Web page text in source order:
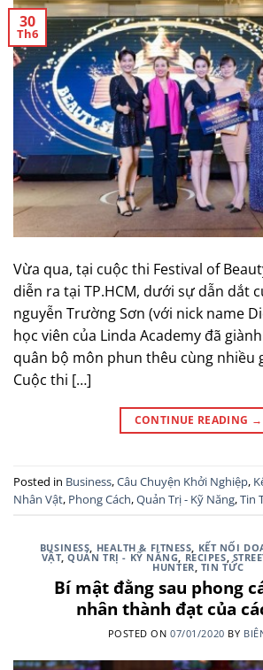
30
Th6
Vừa qua, tại cuộc thi Festival of
diễn ra tại TP.HCM, dưới sự dẫn dắt
nguyễn Trường Sơn (với nick name
học viên của Linda Academy đã
quân bộ môn phun thêu cùng nhiều
Cuộc thi […]
CONTINUE READING →
Posted in Business,Câu Chuyện Khởi Nghiệp,
Nhân Vật, Phong Cách,Quản Trị - Kỹ Năng,Tin
BUSINESS, HEALTH & FITNESS, KẾT NỐI
VẬT,QUẢN TRỊ - KỸ NĂNG, RECIPES,
HUNTER, TIN TỨC
Bí mật đằng sau phong
nhân thành đạt của
POSTED ON07/01/2020 BY